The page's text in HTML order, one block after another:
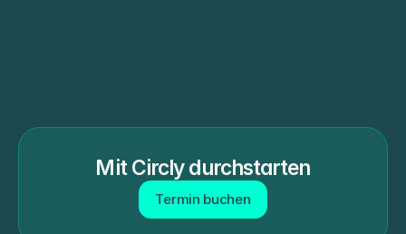
Mit Circly durchstarten
Termin buchen